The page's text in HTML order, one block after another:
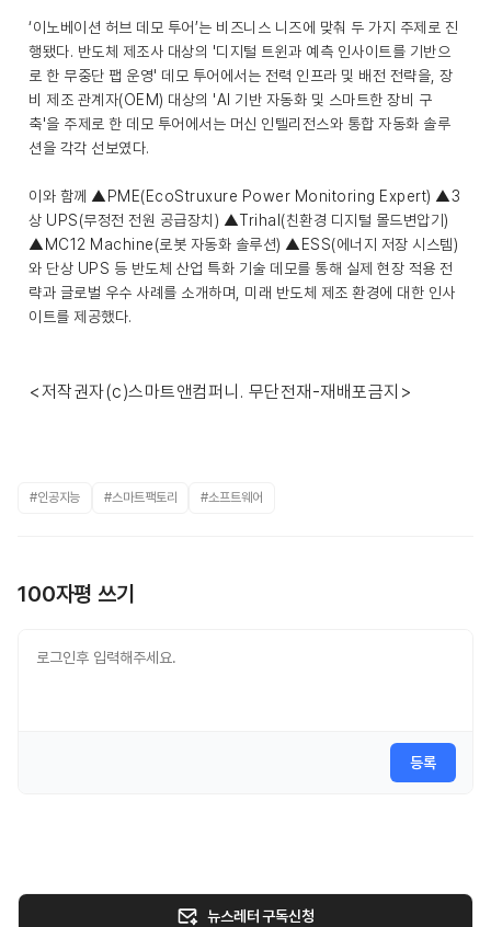
‘이노베이션 허브 데모 투어’는 비즈니스 니즈에 맞춰 두 가지 주제로 진
행됐다. 반도체 제조사 대상의 '디지털 트윈과 예측 인사이트를 기반으
로 한 무중단 팹 운영' 데모 투어에서는 전력 인프라 및 배전 전략을, 장
비 제조 관계자(OEM) 대상의 'AI 기반 자동화 및 스마트한 장비 구
축'을 주제로 한 데모 투어에서는 머신 인텔리전스와 통합 자동화 솔루
션을 각각 선보였다.
이와 함께 ▲PME(EcoStruxure Power Monitoring Expert) ▲3
상 UPS(무정전 전원 공급장치) ▲Trihal(친환경 디지털 몰드변압기)
▲MC12 Machine(로봇 자동화 솔루션) ▲ESS(에너지 저장 시스템)
와 단상 UPS 등 반도체 산업 특화 기술 데모를 통해 실제 현장 적용 전
략과 글로벌 우수 사례를 소개하며, 미래 반도체 제조 환경에 대한 인사
이트를 제공했다.
<저작권자(c)스마트앤컴퍼니. 무단전재-재배포금지>
#인공지능 #스마트팩토리 #소프트웨어
100자평 쓰기
등록
뉴스레터 구독신청